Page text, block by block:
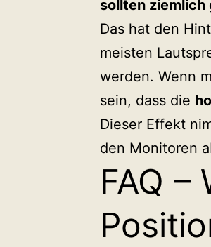
sollten ziemlich
Das hat den
meisten
werden. Wenn
sein, dass die
Dieser Effekt
den Monitoren
FAQ